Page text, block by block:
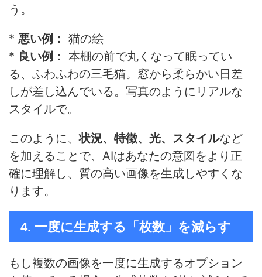
う。
* 悪い例： 猫の絵
* 良い例： 本棚の前で丸くなって眠ってい
る、ふわふわの三毛猫。窓から柔らかい日差
しが差し込んでいる。写真のようにリアルな
スタイルで。
このように、状況、特徴、光、スタイルなど
を加えることで、AIはあなたの意図をより正
確に理解し、質の高い画像を生成しやすくな
ります。
4. 一度に生成する「枚数」を減らす
もし複数の画像を一度に生成するオプション